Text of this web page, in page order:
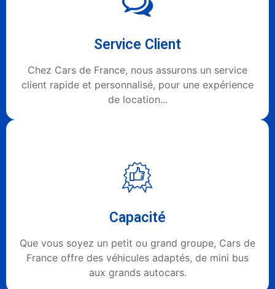
Service Client
Chez Cars de France, nous assurons un service
client rapide et personnalisé, pour une expérience
de location...
Capacité
Que vous soyez un petit ou grand groupe, Cars de
France offre des véhicules adaptés, de mini bus
aux grands autocars.